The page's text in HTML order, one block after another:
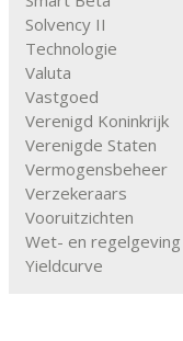
Solvency II
Technologie
Valuta
Vastgoed
Verenigd Koninkrijk
Verenigde Staten
Vermogensbeheer
Verzekeraars
Vooruitzichten
Wet- en regelgeving
Yieldcurve